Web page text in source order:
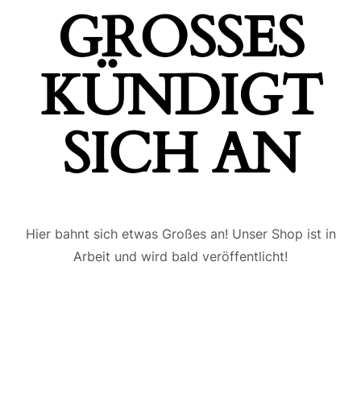
GROSSES K
ÜNDIGT S
ICH AN
Hier bahnt sich etwas Großes an! Unser Shop ist in
Arbeit und wird bald veröffentlicht!